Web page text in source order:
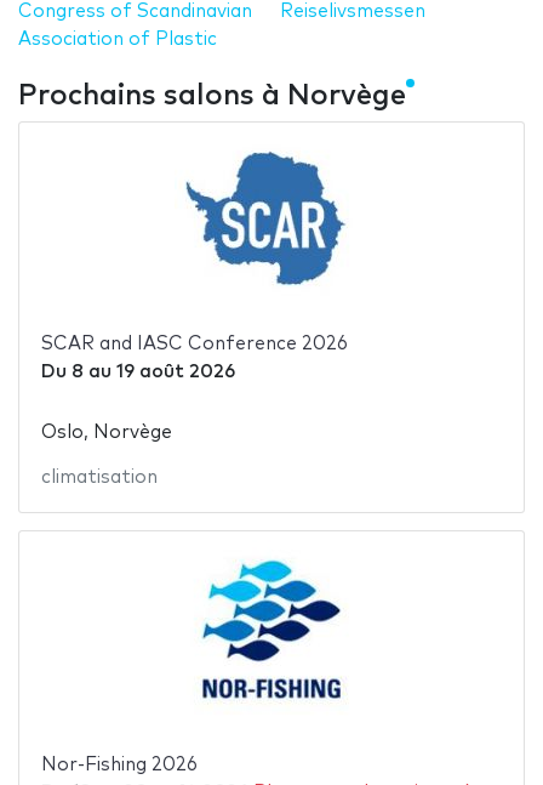
Congress of Scandinavian
Association of Plastic
Reiselivsmessen
Prochains salons à Norvège
SCAR and IASC Conference 2026
Du 8 au 19 août 2026
Oslo, Norvège
climatisation
Nor-Fishing 2026